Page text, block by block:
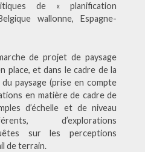
de « planification
wallonne, Espagne-
de projet de paysage
place, et dans le cadre de la
paysage (prise en compte
en matière de cadre de
d’échelle et de niveau
d’explorations
sur les perceptions
de terrain.